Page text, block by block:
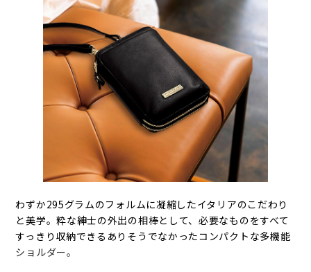
わずか295グラムのフォルムに凝縮したイタリアのこだわり
と美学。粋な紳士の外出の相棒として、必要なものをすべて
すっきり収納できるありそうでなかったコンパクトな多機能
ショルダー。